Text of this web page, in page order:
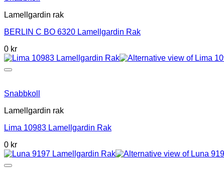
Lamellgardin rak
BERLIN C BO 6320 Lamellgardin Rak
0 kr
Snabbkoll
Lamellgardin rak
Lima 10983 Lamellgardin Rak
0 kr